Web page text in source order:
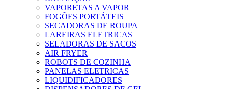
VAPORETAS A VAPOR
FOGÕES PORTÁTEIS
SECADORAS DE ROUPA
LAREIRAS ELETRICAS
SELADORAS DE SACOS
AIR FRYER
ROBOTS DE COZINHA
PANELAS ELETRICAS
LIQUIDIFICADORES